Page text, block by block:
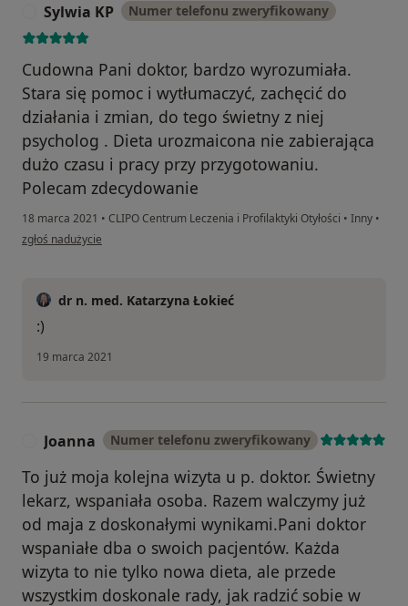
Sylwia KP Numer telefonu zweryfikowany
Cudowna Pani doktor, bardzo wyrozumiała.
Stara się pomoc i wytłumaczyć, zachęcić do
działania i zmian, do tego świetny z niej
psycholog . Dieta urozmaicona nie zabierająca
dużo czasu i pracy przy przygotowaniu.
Polecam zdecydowanie
18 marca 2021 • CLIPO Centrum Leczenia i Profilaktyki Otyłości • Inny •
w opinii użytkownika Sylwia KP
zgłoś nadużycie
dr n. med. Katarzyna Łokieć
:)
19 marca 2021
Joanna Numer telefonu zweryfikowany
To już moja kolejna wizyta u p. doktor. Świetny
lekarz, wspaniała osoba. Razem walczymy już
od maja z doskonałymi wynikami.Pani doktor
wspaniałe dba o swoich pacjentów. Każda
wizyta to nie tylko nowa dieta, ale przede
wszystkim doskonale rady, jak radzić sobie w